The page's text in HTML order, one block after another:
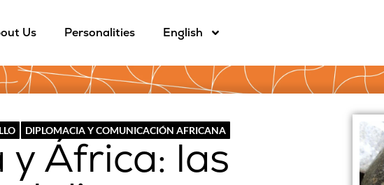
Us Personalities English
DIPLOMACIA Y COMUNICACIÓN AFRICANA
y África: las